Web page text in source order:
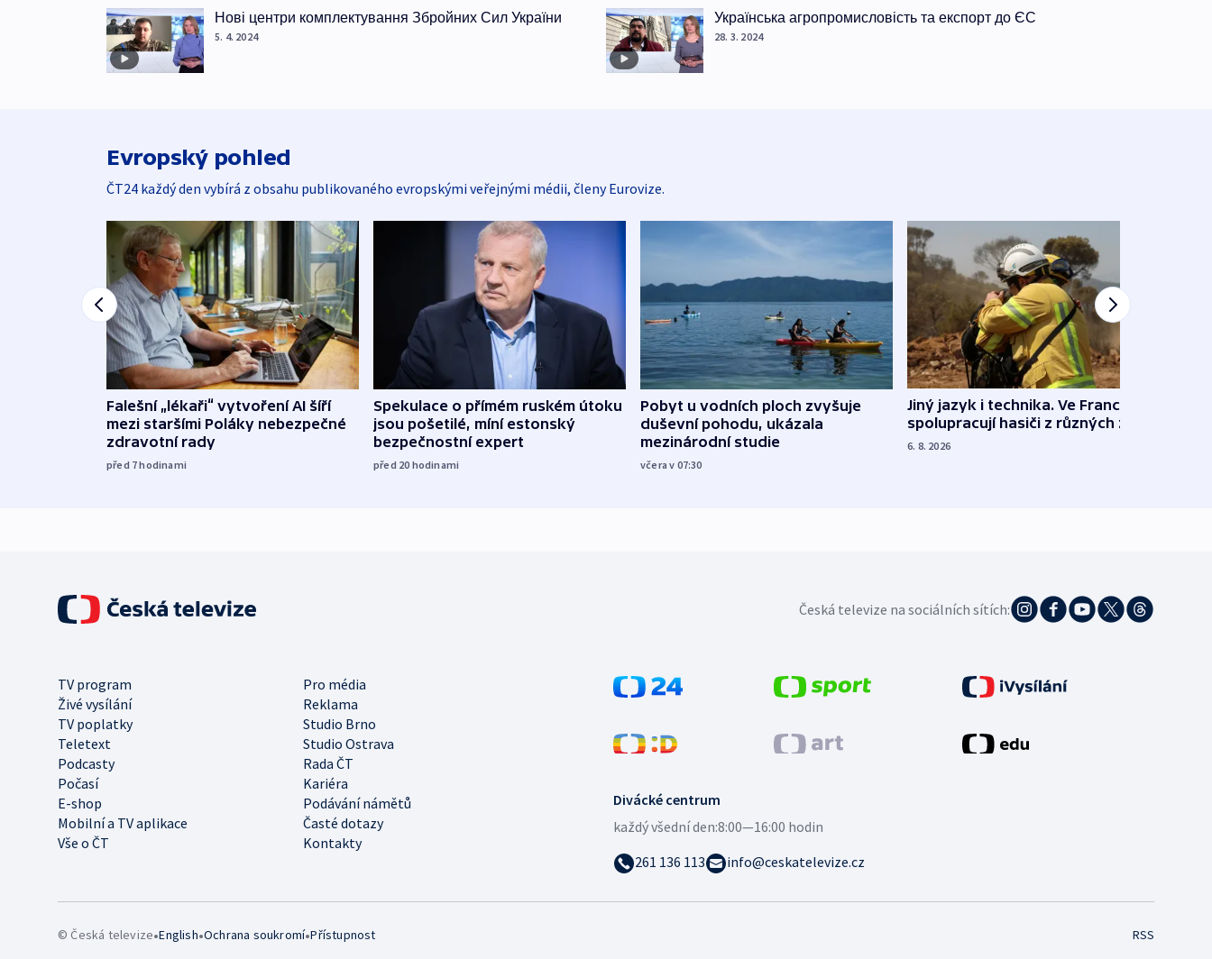
Нові центри комплектування Збройних Сил України
5. 4. 2024
Українська агропромисловість та експорт до ЄС
28. 3. 2024
Evropský pohled
ČT24 každý den vybírá z obsahu publikovaného evropskými veřejnými médii, členy Eurovize.
Falešní „lékaři“ vytvoření AI šíří
mezi staršími Poláky nebezpečné
zdravotní rady
před 7hodinami
Spekulace o přímém ruském útoku
jsou pošetilé, míní estonský
bezpečnostní expert
před 20 hodinami
Pobyt u vodních ploch zvyšuje
duševní pohodu, ukázala
mezinárodní studie
včera v 07:30
Jiný jazyk i technika. Ve Francii
spolupracují hasiči z různých zemí
6. 8. 2026
Česká televize na sociálních sítích:
TV program
Pro média
Živé vysílání
Reklama
TV poplatky
Studio Brno
Teletext
Studio Ostrava
Podcasty
Rada ČT
Počasí
Kariéra
E-shop
Podávání námětů
Mobilní a TV aplikace
Časté dotazy
Vše o ČT
Kontakty
Divácké centrum
každý všední den:8:00—16:00 hodin
261 136 113
info@ceskatelevize.cz
© Česká televize•English•Ochrana soukromí•Přístupnost RSS